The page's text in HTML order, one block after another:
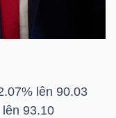
lên 90.03
93.10